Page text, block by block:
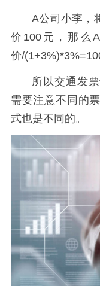
A公司小李，
价100元，那么
价/
所以交通发
需要注意不同的
式也是不同的。